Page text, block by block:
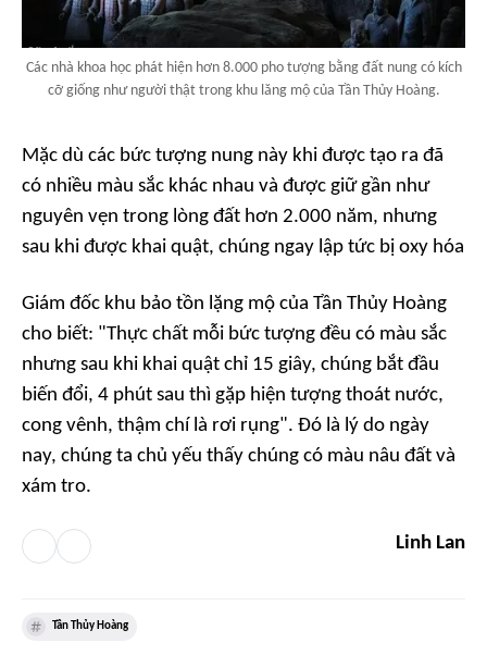
Các nhà khoa học phát hiện hơn 8.000 pho tượng bằng đất nung có kích
cỡ giống như người thật trong khu lăng mộ của Tần Thủy Hoàng.
Mặc dù các bức tượng nung này khi được tạo ra đã
có nhiều màu sắc khác nhau và được giữ gần như
nguyên vẹn trong lòng đất hơn 2.000 năm, nhưng
sau khi được khai quật, chúng ngay lập tức bị oxy hóa
Giám đốc khu bảo tồn lặng mộ của Tần Thủy Hoàng
cho biết: "Thực chất mỗi bức tượng đều có màu sắc
nhưng sau khi khai quật chỉ 15 giây, chúng bắt đầu
biến đổi, 4 phút sau thì gặp hiện tượng thoát nước,
cong vênh, thậm chí là rơi rụng". Đó là lý do ngày
nay, chúng ta chủ yếu thấy chúng có màu nâu đất và
xám tro.
Linh Lan
Tần Thủy Hoàng